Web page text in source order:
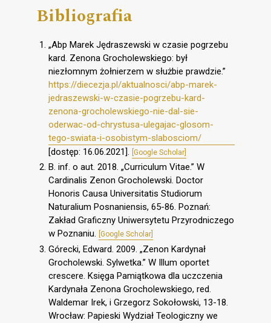
Bibliografia
„Abp Marek Jędraszewski w czasie pogrzebu
kard. Zenona Grocholewskiego: był
niezłomnym żołnierzem w służbie prawdzie.”
https://diecezja.pl/aktualnosci/abp-marek-
jedraszewski-w-czasie-pogrzebu-kard-
zenona-grocholewskiego-nie-dal-sie-
oderwac-od-chrystusa-ulegajac-glosom-
tego-swiata-i-osobistym-slabosciom/
[dostęp: 16.06.2021].
[Google Scholar]
B. inf. o aut. 2018. „Curriculum Vitae.” W
Cardinalis Zenon Grocholewski. Doctor
Honoris Causa Universitatis Studiorum
Naturalium Posnaniensis, 65-86. Poznań:
Zakład Graficzny Uniwersytetu Przyrodniczego
w Poznaniu. [Google Scholar]
Górecki, Edward. 2009. „Zenon Kardynał
Grocholewski. Sylwetka.” W Illum oportet
crescere. Księga Pamiątkowa dla uczczenia
Kardynała Zenona Grocholewskiego, red.
Waldemar Irek, i Grzegorz Sokołowski, 13-18.
Wrocław: Papieski Wydział Teologiczny we